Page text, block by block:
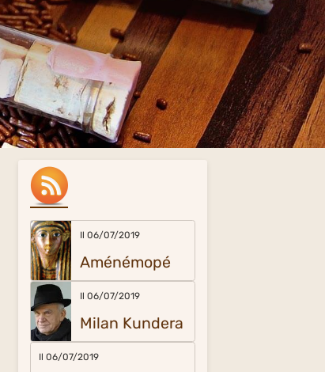
Il 06/07/2019
Aménémopé
Il 06/07/2019
Milan Kundera
Il 06/07/2019